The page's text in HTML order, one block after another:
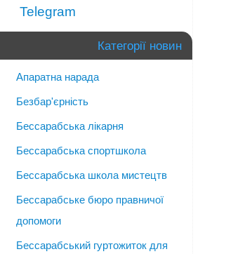
Telegram
Категорії новин
Апаратна нарада
Безбар'єрність
Бессарабська лікарня
Бессарабська спортшкола
Бессарабська школа мистецтв
Бессарабське бюро правничої
допомоги
Бессарабський гуртожиток для